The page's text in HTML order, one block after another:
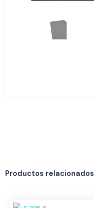
Productos relacionados